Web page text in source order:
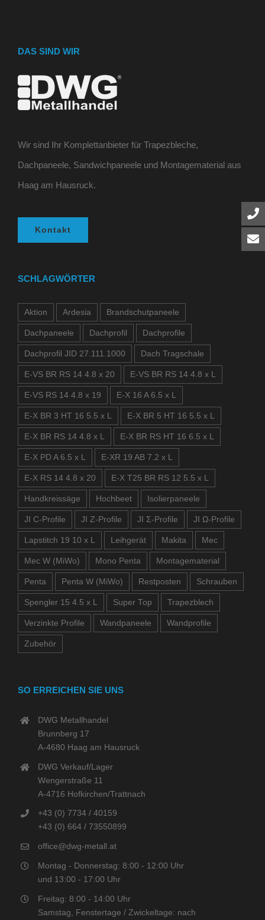
DAS SIND WIR
Wir sind Ihr Komplettanbieter für Trapezbleche,
Dachpaneele, Sandwichpaneele und Montagematerial aus
Haag am Hausruck.
Kontakt
SCHLAGWÖRTER
Aktion Ardesia Brandschutpaneele
Dachpaneele Dachprofil Dachprofile
Dachprofil JID 27.111.1000 Dach Tragschale
E-VS BR RS 14 4.8 x 20 E-VS BR RS 14 4.8 x L
E-VS RS 14 4.8 x 19 E-X 16 A 6.5 x L
E-X BR 3 HT 16 5.5 x L E-X BR 5 HT 16 5.5 x L
E-X BR RS 14 4.8 x L E-X BR RS HT 16 6.5 x L
E-X PD A 6.5 x L E-XR 19 AB 7.2 x L
E-X RS 14 4.8 x 20 E-X T25 BR RS 12 5.5 x L
Handkreissäge Hochbeet Isolierpaneele
JI C-Profile JI Z-Profile JI Σ-Profile JI Ω-Profile
Lapstitch 19 10 x L Leihgerät Makita Mec
Mec W (MiWo) Mono Penta Montagematerial
Penta Penta W (MiWo) Restposten Schrauben
Spengler 15 4.5 x L Super Top Trapezblech
Verzinkte Profile Wandpaneele Wandprofile
Zubehör
SO ERREICHEN SIE UNS
DWG Metallhandel
Brunnberg 17
A-4680 Haag am Hausruck
DWG Verkauf/Lager
Wengerstraße 11
A-4716 Hofkirchen/Trattnach
+43 (0) 7734 / 40159
+43 (0) 664 / 73550899
office@dwg-metall.at
Montag - Donnerstag: 8:00 - 12:00 Uhr
und 13:00 - 17:00 Uhr
Freitag: 8:00 - 14:00 Uhr
Samstag, Fenstertage / Zwickeltage: nach